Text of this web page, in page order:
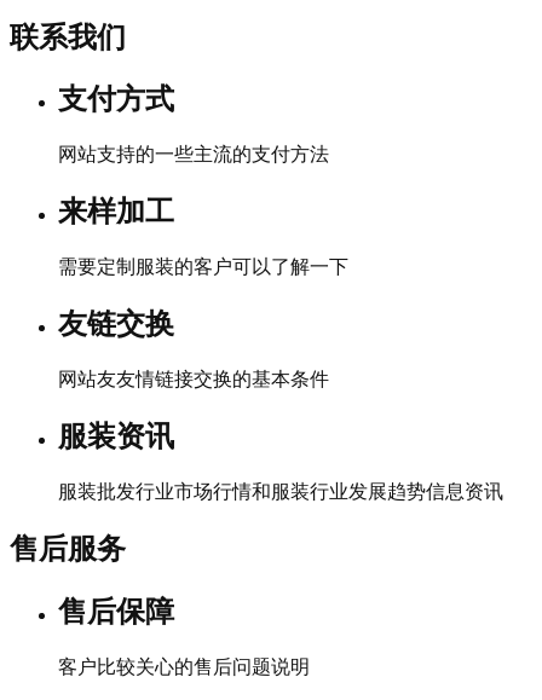
联系我们
支付方式
网站支持的一些主流的支付方法
来样加工
需要定制服装的客户可以了解一下
友链交换
网站友友情链接交换的基本条件
服装资讯
服装批发行业市场行情和服装行业发展趋势信息资讯
售后服务
售后保障
客户比较关心的售后问题说明